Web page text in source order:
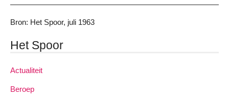
Bron: Het Spoor, juli 1963
Het Spoor
Actualiteit
Beroep